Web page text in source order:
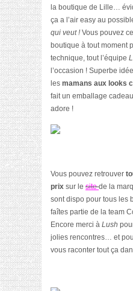
la boutique de Lille…
ça a l’air easy au
qui veut ! Vous pouvez
boutique à tout moment
technique, tout l’équipe
l’occasion ! Superbe
les mamans aux looks
fait un emballage
adore !
Vous pouvez retrouver
prix sur le sitede la
sont dispo pour tous les
faîtes partie de la team
Encore merci à Lush
jolies rencontres… et
vous raconter tout ça